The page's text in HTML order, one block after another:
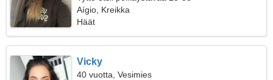
Aígio, Kreikka
Häät
Vicky
40 vuotta, Vesimies